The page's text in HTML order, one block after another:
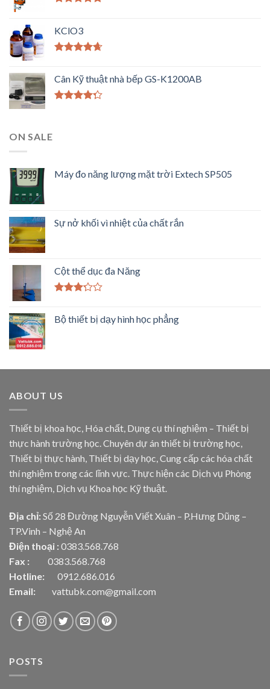
sao
KClO3
5 sao
Cân Kỹ thuật nhà bếp GS-K1200AB
ON SALE
Máy đo năng lượng mặt trời Extech SP505
Sự nở khối vì nhiệt của chất rắn
Cột thể dục đa Năng
hạng
Bộ thiết bị dạy hình học phẳng
ABOUT US
Thiết bị khoa học, Hóa chất, Dụng cụ thí nghiệm – Thiết bị
thực hành trường học. Chuyên dự án thiết bị trường học,
Thiết bị thực hành, Thiết bị dạy học, Cung cấp các hóa chất
thí nghiệm trong các lĩnh vực. Thực hiện các Dịch vụ Phòng
thí nghiệm, Dịch vụ Khoa học Kỹ thuật.
Địa chỉ: Số 28 Đường Nguyễn Viết Xuân – P.Hưng Dũng –
TP.Vinh – Nghệ An
Điện thoại : 0383.568.768
Fax : 0383.568.768
Hotline: 0912.686.016
Email:
vattubk.com@gmail.com
POSTS